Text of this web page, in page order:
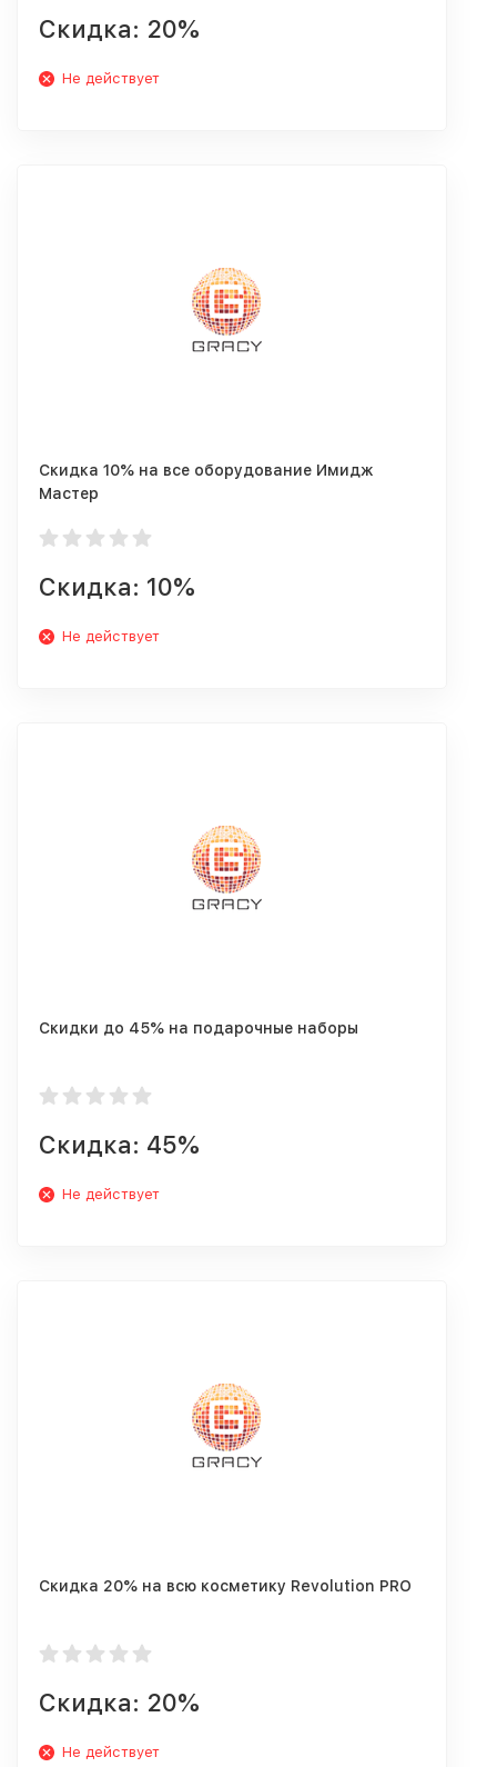
Скидка: 20%
Не действует
Скидка 10% на все оборудование Имидж
Мастер
Скидка: 10%
Не действует
Скидки до 45% на подарочные наборы
Скидка: 45%
Не действует
Скидка 20% на всю косметику Revolution PRO
Скидка: 20%
Не действует